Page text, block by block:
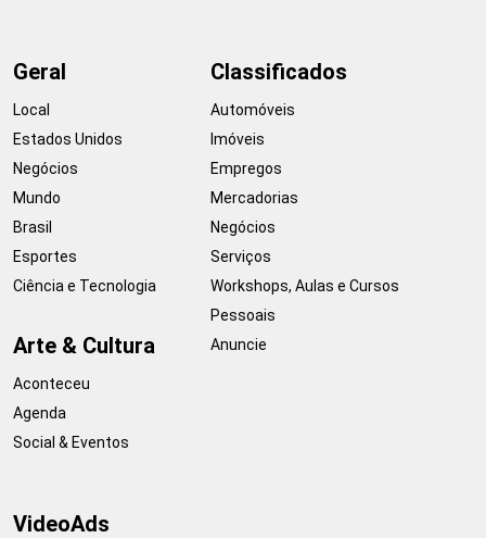
Geral
Local
Estados Unidos
Negócios
Mundo
Brasil
Esportes
Ciência e Tecnologia
Arte & Cultura
Aconteceu
Agenda
Social & Eventos
Classificados
Automóveis
Imóveis
Empregos
Mercadorias
Negócios
Serviços
Workshops, Aulas e Cursos
Pessoais
Anuncie
VideoAds